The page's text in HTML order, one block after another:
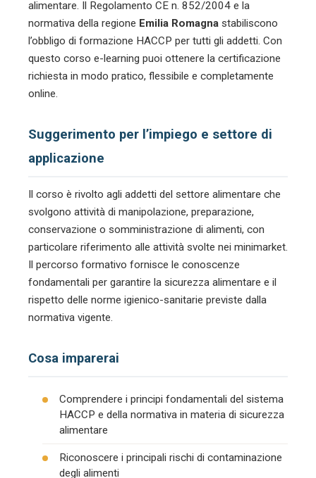
alimentare. Il Regolamento CE n. 852/2004 e la
normativa della regione Emilia Romagna stabiliscono
l’obbligo di formazione HACCP per tutti gli addetti. Con
questo corso e-learning puoi ottenere la certificazione
richiesta in modo pratico, flessibile e completamente
online.
Suggerimento per l’impiego e settore di
applicazione
Il corso è rivolto agli addetti del settore alimentare che
svolgono attività di manipolazione, preparazione,
conservazione o somministrazione di alimenti, con
particolare riferimento alle attività svolte nei minimarket.
Il percorso formativo fornisce le conoscenze
fondamentali per garantire la sicurezza alimentare e il
rispetto delle norme igienico-sanitarie previste dalla
normativa vigente.
Cosa imparerai
Comprendere i principi fondamentali del sistema
HACCP e della normativa in materia di sicurezza
alimentare
Riconoscere i principali rischi di contaminazione
degli alimenti